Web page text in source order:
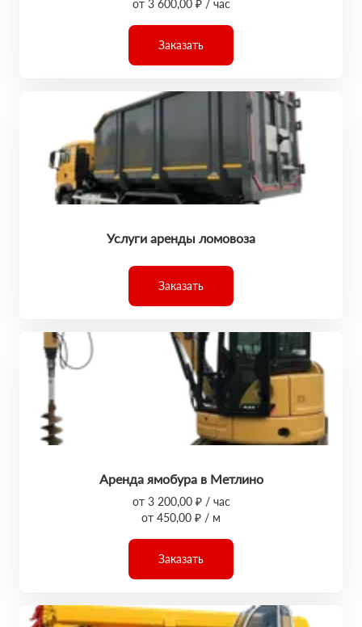
от 3 600,00 ₽ / час
Заказать
Услуги аренды ломовоза
Заказать
Аренда ямобура в Метлино
от 3 200,00 ₽ / час
от 450,00 ₽ / м
Заказать